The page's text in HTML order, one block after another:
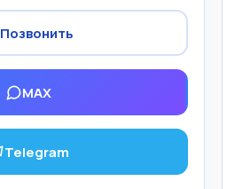
Позвонить
MAX
Telegram